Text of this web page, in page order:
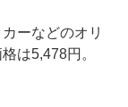
ーなどのオリ
は5,478円。